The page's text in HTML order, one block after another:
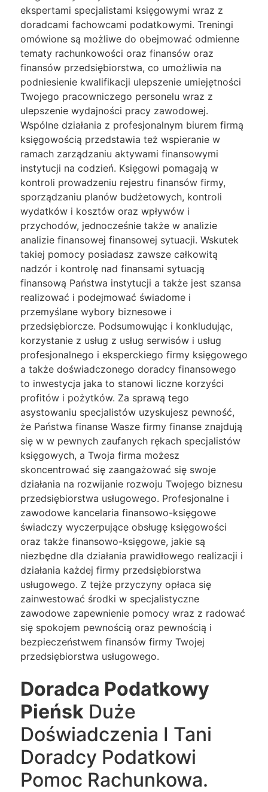
ekspertami specjalistami księgowymi wraz z
doradcami fachowcami podatkowymi. Treningi
omówione są możliwe do obejmować odmienne
tematy rachunkowości oraz finansów oraz
finansów przedsiębiorstwa, co umożliwia na
podniesienie kwalifikacji ulepszenie umiejętności
Twojego pracowniczego personelu wraz z
ulepszenie wydajności pracy zawodowej.
Wspólne działania z profesjonalnym biurem firmą
księgowością przedstawia też wspieranie w
ramach zarządzaniu aktywami finansowymi
instytucji na codzień. Księgowi pomagają w
kontroli prowadzeniu rejestru finansów firmy,
sporządzaniu planów budżetowych, kontroli
wydatków i kosztów oraz wpływów i
przychodów, jednocześnie także w analizie
analizie finansowej finansowej sytuacji. Wskutek
takiej pomocy posiadasz zawsze całkowitą
nadzór i kontrolę nad finansami sytuacją
finansową Państwa instytucji a także jest szansa
realizować i podejmować świadome i
przemyślane wybory biznesowe i
przedsiębiorcze. Podsumowując i konkludując,
korzystanie z usług z usług serwisów i usług
profesjonalnego i eksperckiego firmy księgowego
a także doświadczonego doradcy finansowego
to inwestycja jaka to stanowi liczne korzyści
profitów i pożytków. Za sprawą tego
asystowaniu specjalistów uzyskujesz pewność,
że Państwa finanse Wasze firmy finanse znajdują
się w w pewnych zaufanych rękach specjalistów
księgowych, a Twoja firma możesz
skoncentrować się zaangażować się swoje
działania na rozwijanie rozwoju Twojego biznesu
przedsiębiorstwa usługowego. Profesjonalne i
zawodowe kancelaria finansowo-księgowe
świadczy wyczerpujące obsługę księgowości
oraz także finansowo-księgowe, jakie są
niezbędne dla działania prawidłowego realizacji i
działania każdej firmy przedsiębiorstwa
usługowego. Z tejże przyczyny opłaca się
zainwestować środki w specjalistyczne
zawodowe zapewnienie pomocy wraz z radować
się spokojem pewnością oraz pewnością i
bezpieczeństwem finansów firmy Twojej
przedsiębiorstwa usługowego.
Doradca Podatkowy
Pieńsk Duże
Doświadczenia I Tani
Doradcy Podatkowi
Pomoc Rachunkowa.